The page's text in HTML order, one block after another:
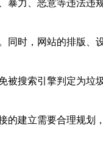
力、恶意等违法违
时，网站的排版、
搜索引擎判定为垃
建立需要合理规划